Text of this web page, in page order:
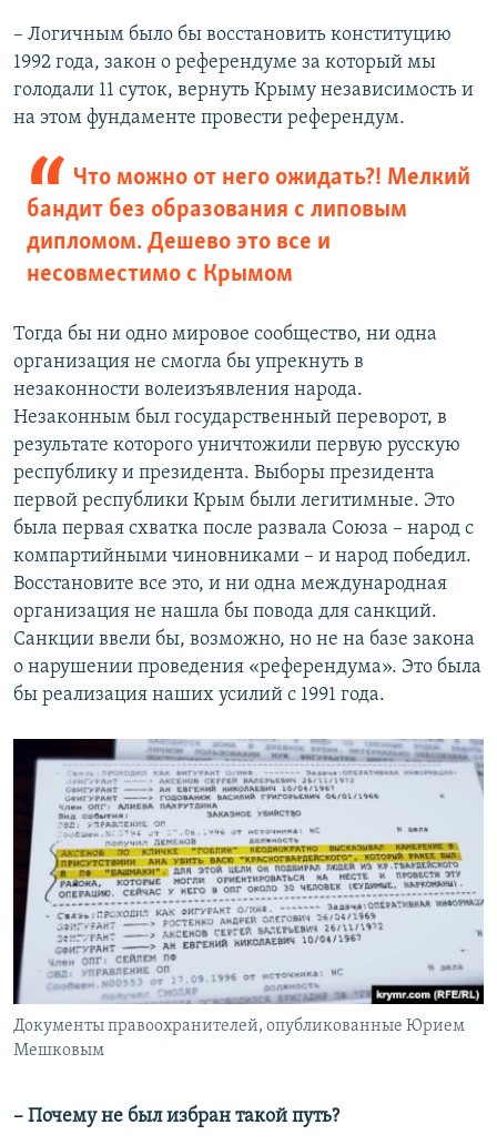
– Логичным было бы восстановить конституцию
1992 года, закон о референдуме за который мы
голодали 11 суток, вернуть Крыму независимость и
на этом фундаменте провести референдум.
Что можно от него ожидать?! Мелкий
бандит без образования с липовым
дипломом. Дешево это все и
несовместимо с Крымом
Тогда бы ни одно мировое сообщество, ни одна
организация не смогла бы упрекнуть в
незаконности волеизъявления народа.
Незаконным был государственный переворот, в
результате которого уничтожили первую русскую
республику и президента. Выборы президента
первой республики Крым были легитимные. Это
была первая схватка после развала Союза – народ с
компартийными чиновниками – и народ победил.
Восстановите все это, и ни одна международная
организация не нашла бы повода для санкций.
Санкции ввели бы, возможно, но не на базе закона
о нарушении проведения «референдума». Это была
бы реализация наших усилий с 1991 года.
Документы правоохранителей, опубликованные Юрием
Мешковым
– Почему не был избран такой путь?